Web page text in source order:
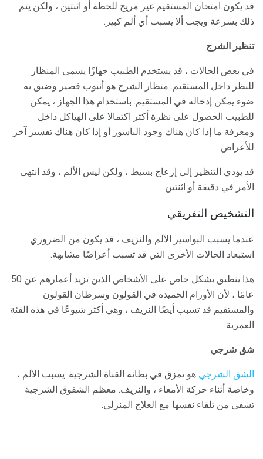
قد يكون امتحان المستقيم غير مريح للحظة أو اثنتين ، ولكن يتم
ذلك بسرعة ويجب ألا يسبب أي ألم كبير.
تنظير الشرج
في بعض الحالات ، قد يستخدم الطبيب جهازًا يسمى المنظار
للنظر داخل المستقيم. منظار الشرج هو أنبوب قصير وضيق به
ضوء يمكن إدخاله في المستقيم. باستخدام هذا الجهاز ، يمكن
للطبيب الحصول على نظرة أكثر اكتمالا على الهياكل داخل
ومعرفة ما إذا كان هناك وجود الباسور أو إذا كان هناك تفسير آخر
للأعراض.
قد يؤدي التنظير إلى إزعاج بسيط ، ولكن ليس الألم ، وقد انتهى
الأمر في دقيقة أو اثنتين.
التشخيص التفريقي
عندما يسبب البواسير الألم والنزيف ، قد يكون من الضروري
استبعاد الحالات الأخرى التي قد تسبب أعراضًا مشابهة.
هذا ينطبق بشكل خاص على الأشخاص الذين تزيد أعمارهم عن 50
عامًا ، لأن الأورام الحميدة في القولون وسرطان القولون
والمستقيم قد تسبب أيضًا النزيف ، وهي أكثر شيوعًا في هذه الفئة
العمرية.
شق شرجي
الشق الشرجي هو تمزق في بطانة القناة الشرجية. يسبب الألم ،
وخاصة أثناء حركة الأمعاء ، والنزيف. معظم الشقوق الشرجية
تشفى من تلقاء نفسها مع العلاج المنزلي.